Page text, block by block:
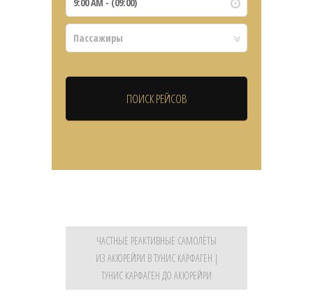
ЧАСТНЫЕ РЕАКТИВНЫЕ САМОЛЁТЫ
ИЗ АКЮРЕЙРИ В ТУНИС КАРФАГЕН |
ТУНИС КАРФАГЕН ДО АКЮРЕЙРИ